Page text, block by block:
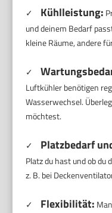
✓ Kühlleistung:
und deinem Bedarf
kleine Räume, andere
✓
Luftkühler benötigen
Wasserwechsel.
möchtest.
✓ Platzbedarf
Platz du hast und ob
z. B. bei
✓ Flexibilität: